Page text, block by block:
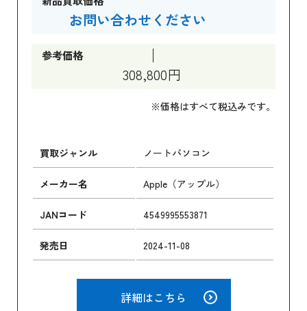
お問い合わせください
参考価格
308,800円
※価格はすべて税込みです。
買取ジャンル ノートパソコン
メーカー名 Apple（アップル）
JANコード 4549995553871
発売日 2024-11-08
詳細はこちら